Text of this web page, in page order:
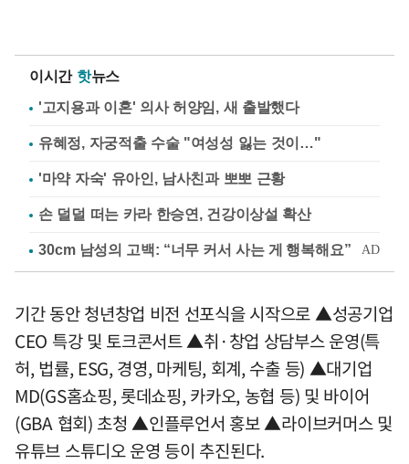
이시간 핫뉴스
'고지용과 이혼' 의사 허양임, 새 출발했다
유혜정, 자궁적출 수술 "여성성 잃는 것이…"
'마약 자숙' 유아인, 남사친과 뽀뽀 근황
손 덜덜 떠는 카라 한승연, 건강이상설 확산
기간 동안 청년창업 비전 선포식을 시작으로 ▲성공기업
CEO 특강 및 토크콘서트 ▲취·창업 상담부스 운영(특
허, 법률, ESG, 경영, 마케팅, 회계, 수출 등) ▲대기업
MD(GS홈쇼핑, 롯데쇼핑, 카카오, 농협 등) 및 바이어
(GBA 협회) 초청 ▲인플루언서 홍보 ▲라이브커머스 및
유튜브 스튜디오 운영 등이 추진된다.